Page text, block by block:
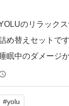
のリラック
め替えセットで
睡眠中のダメージ
。
わつき・うねり
#yolu